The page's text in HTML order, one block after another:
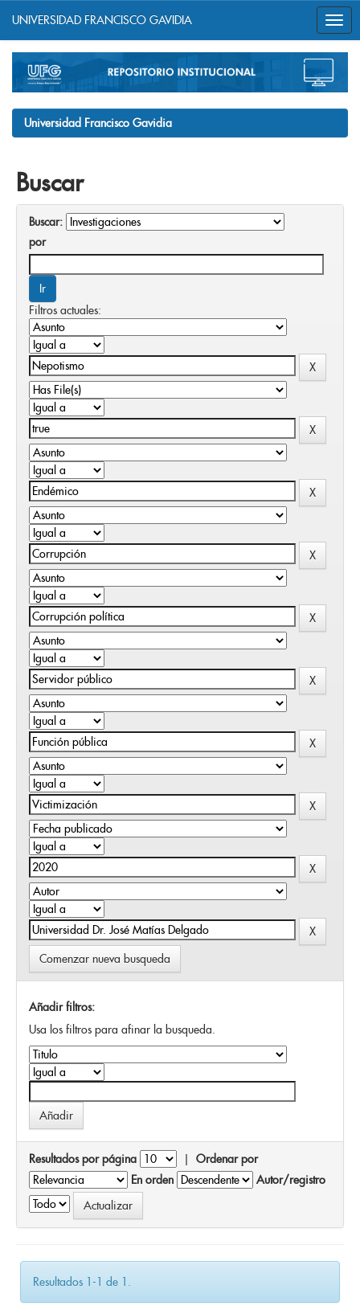
navigation
UNIVERSIDAD FRANCISCO GAVIDIA
Universidad Francisco Gavidia
Buscar
Buscar:
por
Filtros actuales:
Comenzar nueva busqueda
Añadir filtros:
Usa los filtros para afinar la busqueda.
Resultados por página | Ordenar por
En orden
Autor/registro
Resultados 1-1 de 1.